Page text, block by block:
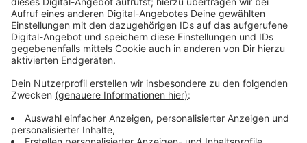
Anzeige
Bundesligaspiel in der BayArena
Anzeige